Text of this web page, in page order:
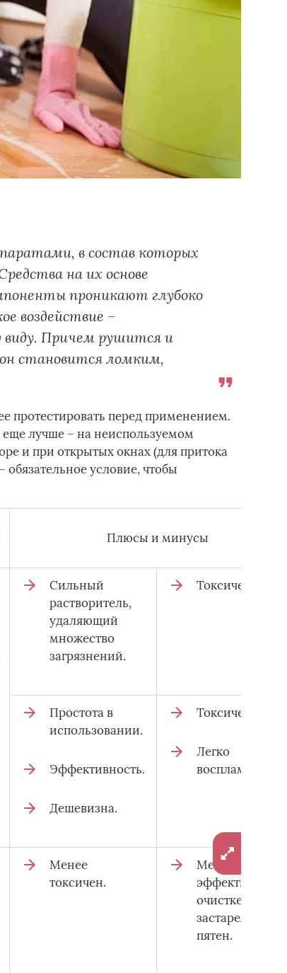
в состав которых
на их основе
проникают глубоко
воздействие –
Причем рушится и
становится ломким,
протестировать перед применением.
еще лучше – на неиспользуемом
и при открытых окнах (для притока
обязательное условие, чтобы
Плюсы и минусы
Сильный
растворитель,
удаляющий
множество
загрязнений.
Токсичен.
Простота в
использовании.
Эффективность.
Дешевизна.
Токсичен
Легко
воспламеняется.
Менее
токсичен.
Менее
эффективен при
очистке
застарелых
пятен.